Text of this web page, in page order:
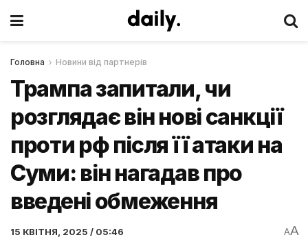
Головна Новини від партнерів
Трампа запитали, чи
розглядає він нові санкції
проти рф після її атаки на
Суми: він нагадав про
введені обмеження
15 КВІТНЯ, 2025 / 05:46 AA